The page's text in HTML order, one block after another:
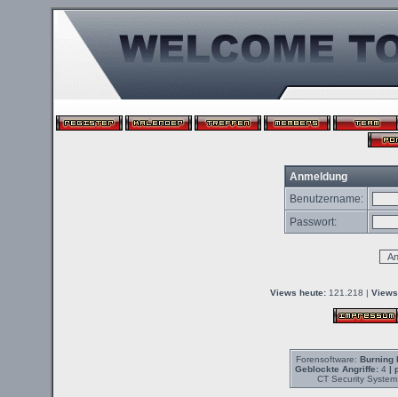
Anmeldung
Benutzername:
Passwort:
Views heute: 121.218 |
Forensoftware: Burning
Geblockte Angriffe:4 |
CT Security